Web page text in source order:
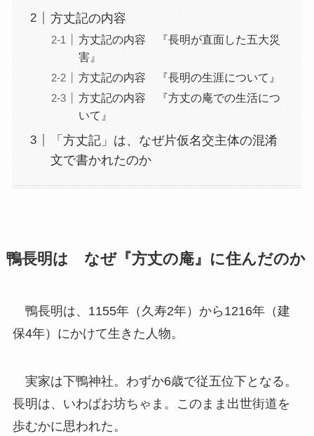
方丈記の内容
方丈記の内容 『長明が直面した五大災
害』
方丈記の内容 『長明の生涯について』
方丈記の内容 『方丈の庵での生活につ
いて』
「方丈記」は、なぜ片仮名交主体の混淆
文で書かれたのか
鴨長明は なぜ『方丈の庵』に住んだのか
鴨長明は、1155年（久寿2年）から1216年（建
保4年）にかけて生きた人物。
実家は下鴨神社。わずか6歳で従五位下となる。
長明は、いわばお坊ちゃま。このまま出世街道を
歩むかに思われた。